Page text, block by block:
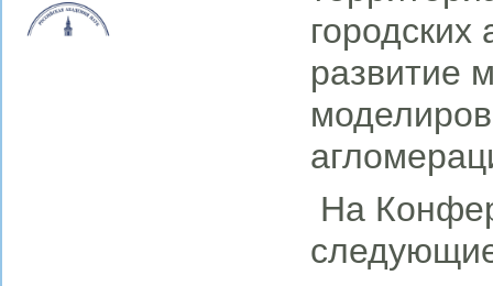
развитие
На